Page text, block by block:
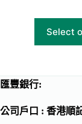
Select
匯豐銀行:
公司戶口 : 香港順